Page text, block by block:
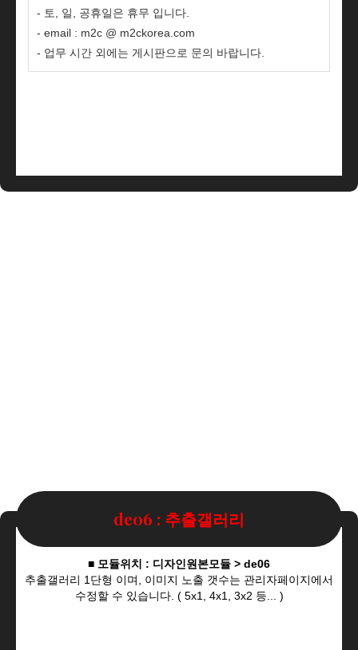
- 토, 일, 공휴일은 휴무 입니다.
- email : m2c @ m2ckorea.com
- 업무 시간 외에는 게시판으로 문의 바랍니다.
de06 : 추출갤러리
■ 모듈위치 : 디자인원본모듈 > de06
추출갤러리 1단형 이며, 이미지 노출 갯수는 관리자페이지에서
수정할 수 있습니다. ( 5x1, 4x1, 3x2 등... )